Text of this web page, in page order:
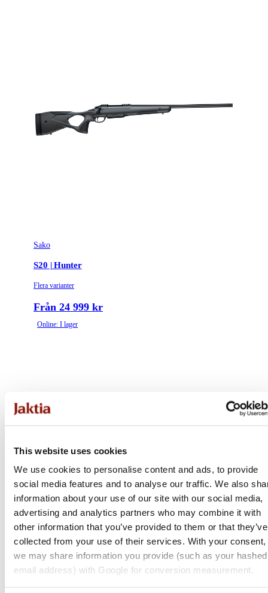
This website uses cookies
We use cookies to personalise content and ads, to provide
social media features and to analyse our traffic. We also
information about your use of our site with our social media,
advertising and analytics partners who may combine it with
other information that you’ve provided to them or that they’ve
collected from your use of their services. With your consent,
we may share information you provide (such as your hashed
email address) with Google for conversion measurement.
Sako
S20 | Hunter
Flera varianter
Från 24 999 kr
Online: I lager